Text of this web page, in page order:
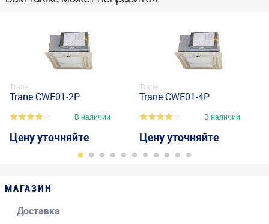
Trane
Trane CWE01-2P
В наличии
Цену уточняйте
Trane
Trane CWE01-4P
В наличии
Цену уточняйте
МАГАЗИН
Доставка